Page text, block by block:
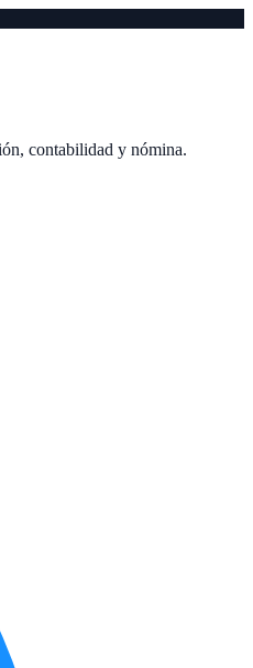
contabilidad y nómina.